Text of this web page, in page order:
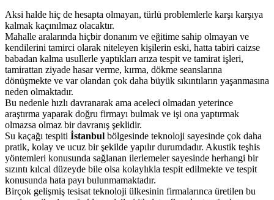
Aksi halde hiç de hesapta olmayan, türlü problemlerle karşı karşıya
kalmak kaçınılmaz olacaktır.
Mahalle aralarında hiçbir donanım ve eğitime sahip olmayan ve
kendilerini tamirci olarak niteleyen kişilerin eski, hatta tabiri caizse
babadan kalma usullerle yaptıkları arıza tespit ve tamirat işleri,
tamirattan ziyade hasar verme, kırma, dökme seanslarına
dönüşmekte ve var olandan çok daha büyük sıkıntıların yaşanmasına
neden olmaktadır.
Bu nedenle hızlı davranarak ama aceleci olmadan yeterince
araştırma yaparak doğru firmayı bulmak ve işi ona yaptırmak
olmazsa olmaz bir davranış şeklidir.
Su kaçağı tespiti İstanbul bölgesinde teknoloji sayesinde çok daha
pratik, kolay ve ucuz bir şekilde yapılır durumdadır. Akustik teşhis
yöntemleri konusunda sağlanan ilerlemeler sayesinde herhangi bir
sızıntı kılcal düzeyde bile olsa kolaylıkla tespit edilmekte ve tespit
konusunda hata payı bulunmamaktadır.
Birçok gelişmiş tesisat teknoloji ülkesinin firmalarınca üretilen bu